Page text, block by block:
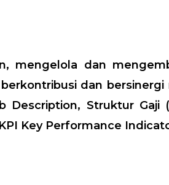
mengelola dan
dan
Description, Struktur
Key Performance